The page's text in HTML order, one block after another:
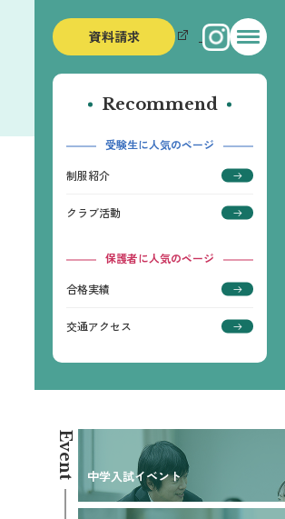
資料請求
Recommend
受験生に人気のページ
制服紹介
クラブ活動
保護者に人気のページ
合格実績
交通アクセス
Event 中学入試イベント